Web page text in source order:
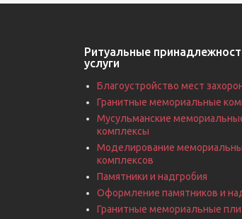
Ритуальные
услуги
Благоустройство мест
Гранитные мемориальные
Мусульманские
комплексы
Моделирование
комплексов
Памятники и надгробия
Оформление памятников и
Гранитные мемориальные